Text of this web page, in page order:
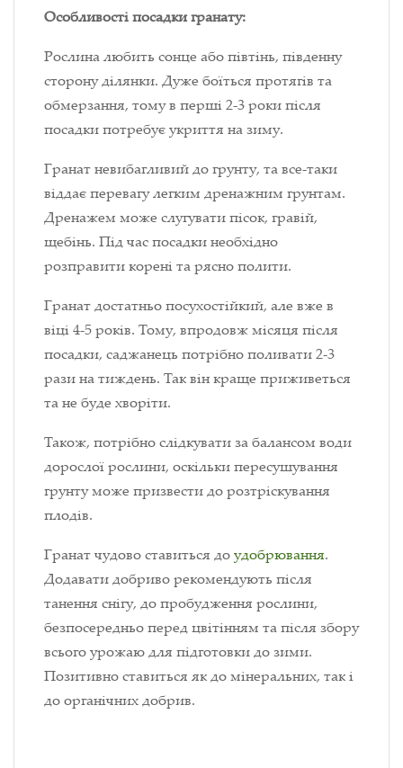
Особливості посадки гранату:
Рослина любить сонце або півтінь, південну
сторону ділянки. Дуже боїться протягів та
обмерзання, тому в перші 2-3 роки після
посадки потребує укриття на зиму.
Гранат невибагливий до грунту, та все-таки
віддає перевагу легким дренажним грунтам.
Дренажем може слугувати пісок, гравій,
щебінь. Під час посадки необхідно
розправити корені та рясно полити.
Гранат достатньо посухостійкий, але вже в
віці 4-5 років. Тому, впродовж місяця після
посадки, саджанець потрібно поливати 2-3
рази на тиждень. Так він краще приживеться
та не буде хворіти.
Також, потрібно слідкувати за балансом води
дорослої рослини, оскільки пересушування
грунту може призвести до розтріскування
плодів.
Гранат чудово ставиться доудобрювання.
Додавати добриво рекомендують після
танення снігу, до пробудження рослини,
безпосередньо перед цвітінням та після збору
всього урожаю для підготовки до зими.
Позитивно ставиться як до мінеральних, так і
до органічних добрив.